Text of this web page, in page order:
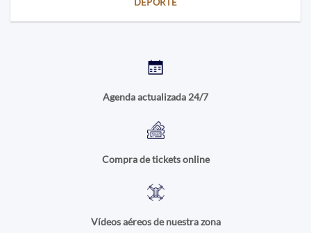
Agenda actualizada 24/7
Compra de tickets online
Vídeos aéreos de nuestra zona